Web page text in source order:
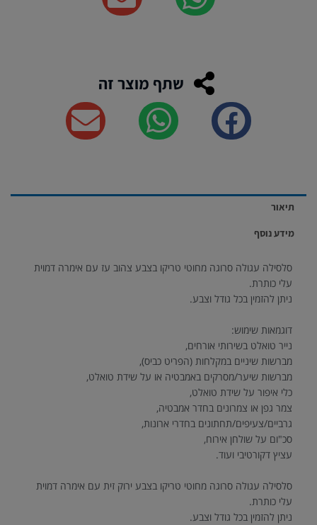
שתף מוצר זה
תיאור
מידע נוסף
סלסילה עגולה סרוגה מחוטי טריקו בצבע צהוב עז עם אימרה דמוית
עלי כותרת.
ניתן להזמין בכל גודל וצבע.
דוגמאות שימוש:
נייר טואלט בשירותי אורחים,
מברשות שיניים במקלחות (הפריט כביס),
מברשות שיער/מסרקים באמבטיה או על שידת טואלט,
כלי איפור על שידת טואלט,
צמר גפן או צמרונים בחדר אמבטיה,
גרביים/צעיפים/תחתונים בחדרי ארונות,
סכ"ום על שולחן אירוח,
עציץ דקורטיבי ועוד.
סלסילה עגולה סרוגה מחוטי טריקו בצבע ירוק זית עם אימרה דמוית
עלי כותרת.
ניתן להזמין בכל גודל וצבע.